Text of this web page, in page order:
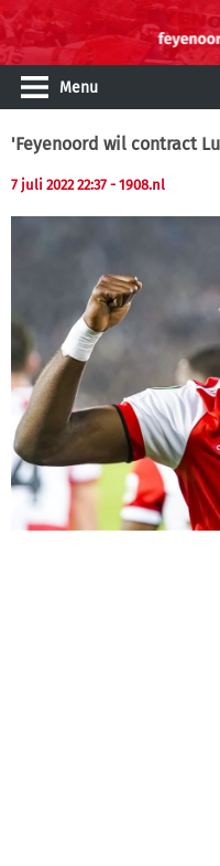
Menu
'Feyenoord wil contract
7 juli 2022 22:37 - 1908.nl